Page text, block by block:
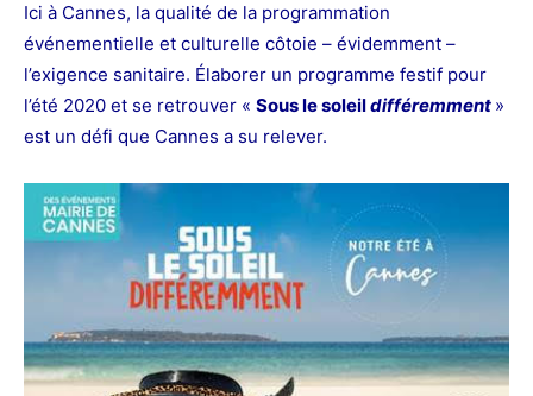
Ici à Cannes, la qualité de la programmation
événementielle et culturelle côtoie – évidemment –
l’exigence sanitaire. Élaborer un programme festif pour
l’été 2020 et se retrouver « Sous le soleildifféremment »
est un défi que Cannes a su relever.